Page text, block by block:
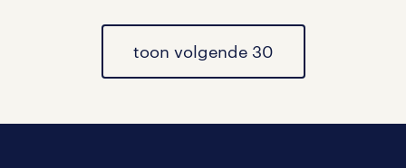
Wil je graag eerst even in gesprek met
iemand van ons voordat je gaat
toon volgende 30